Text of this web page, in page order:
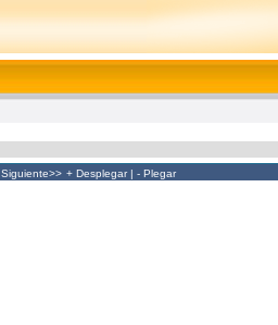
Siguiente>> + Desplegar| - Plegar